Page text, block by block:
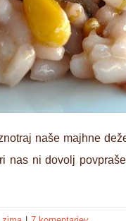
naše majhne
nas ni dovolj